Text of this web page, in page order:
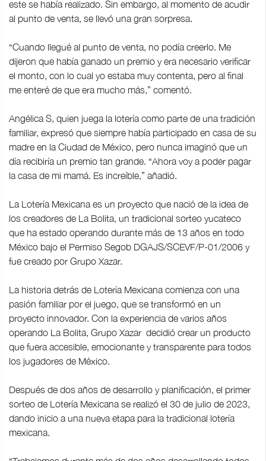
este se había realizado. Sin embargo, al momento de acudir
al punto de venta, se llevó una gran sorpresa.
“Cuando llegué al punto de venta, no podía creerlo. Me
dijeron que había ganado un premio y era necesario verificar
el monto, con lo cual yo estaba muy contenta, pero al final
me enteré de que era mucho más,” comentó.
Angélica S, quien juega la lotería como parte de una tradición
familiar, expresó que siempre había participado en casa de su
madre en la Ciudad de México, pero nunca imaginó que un
día recibiría un premio tan grande. “Ahora voy a poder pagar
la casa de mi mamá. Es increíble,” añadió.
La Lotería Mexicana es un proyecto que nació de la idea de
los creadores de La Bolita, un tradicional sorteo yucateco
que ha estado operando durante más de 13 años en todo
México bajo el Permiso Segob DGAJS/SCEVF/P-01/2006 y
fue creado por Grupo Xazar.
La historia detrás de Lotería Mexicana comienza con una
pasión familiar por el juego, que se transformó en un
proyecto innovador. Con la experiencia de varios años
operando La Bolita, Grupo Xazar decidió crear un producto
que fuera accesible, emocionante y transparente para todos
los jugadores de México.
Después de dos años de desarrollo y planificación, el primer
sorteo de Lotería Mexicana se realizó el 30 de julio de 2023,
dando inicio a una nueva etapa para la tradicional lotería
mexicana.